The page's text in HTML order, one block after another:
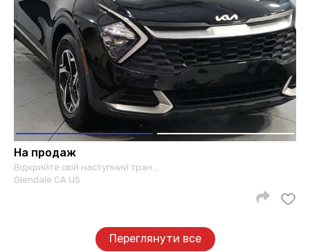
На продаж
Відкрийте свій наступний тран…
Glendale CA US
Переглянути все